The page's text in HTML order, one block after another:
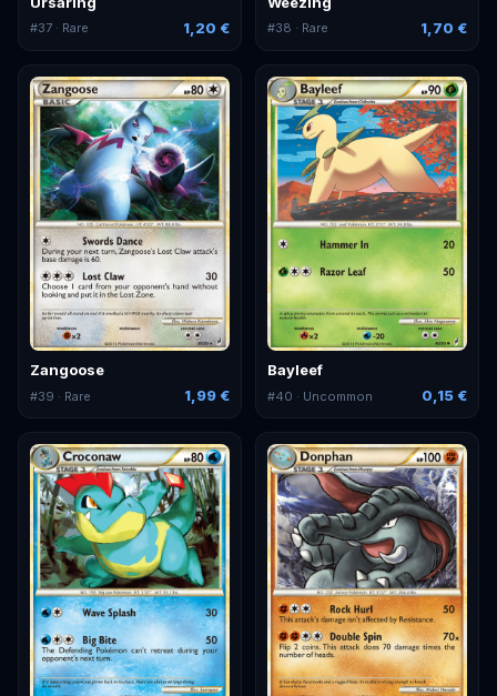
#37 · Rare 1,20 € #38 · Rare 1,70 €
Zangoose
#39 · Rare 1,99 €
Bayleef
#40 · Uncommon 0,15 €